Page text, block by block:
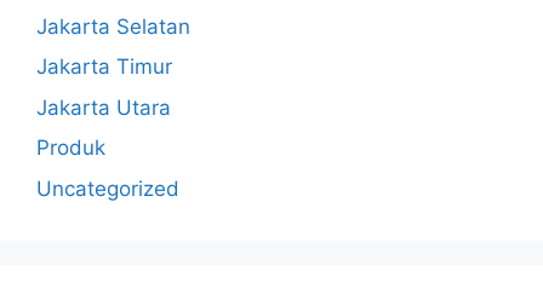
Jakarta Selatan
Jakarta Timur
Jakarta Utara
Produk
Uncategorized